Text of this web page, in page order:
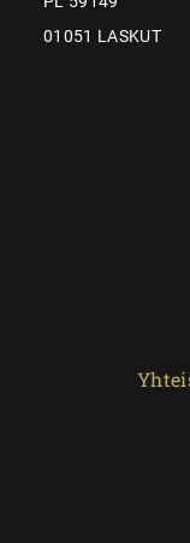
01051 LASKUT